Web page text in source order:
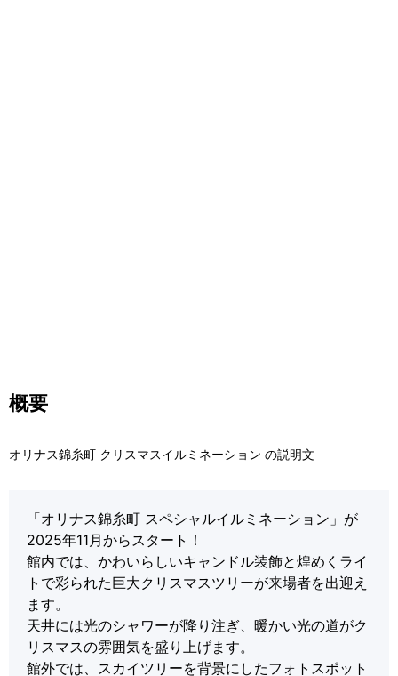
概要
オリナス錦糸町 クリスマスイルミネーション の説明文
「オリナス錦糸町 スペシャルイルミネーション」が
2025年11月からスタート！
館内では、かわいらしいキャンドル装飾と煌めくライ
トで彩られた巨大クリスマスツリーが来場者を出迎え
ます。
天井には光のシャワーが降り注ぎ、暖かい光の道がク
リスマスの雰囲気を盛り上げます。
館外では、スカイツリーを背景にしたフォトスポット